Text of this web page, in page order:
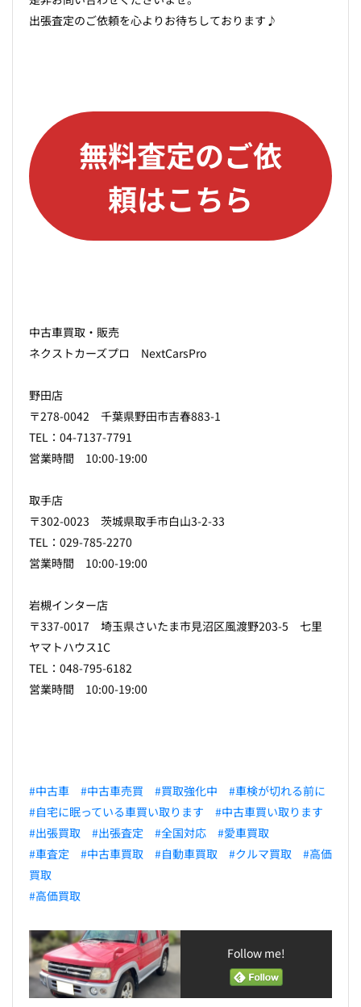
出張査定のご依頼を心よりお待ちしております♪
無料査定のご依
頼はこちら
中古車買取・販売
ネクストカーズプロ NextCarsPro
野田店
〒278-0042 千葉県野田市吉春883-1
TEL：04-7137-7791
営業時間 10:00-19:00
取手店
〒302-0023 茨城県取手市白山3-2-33
TEL：029-785-2270
営業時間 10:00-19:00
岩槻インター店
〒337-0017 埼玉県さいたま市見沼区風渡野203-5 七里
ヤマトハウス1C
TEL：048-795-6182
営業時間 10:00-19:00
#中古車 #中古車売買 #買取強化中
#車検が切れる前に
#自宅に眠っている車買い取ります
#中古車買い取ります
#出張買取
#出張査定 #全国対応
#愛車買取
#車査定
#中古車買取 #自動車買取 #クルマ買取
#高価
買取
#高価買取
Follow me!